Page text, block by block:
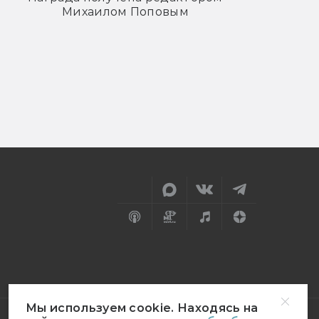
Мы используем cookie. Находясь на
Михаилом Поповым